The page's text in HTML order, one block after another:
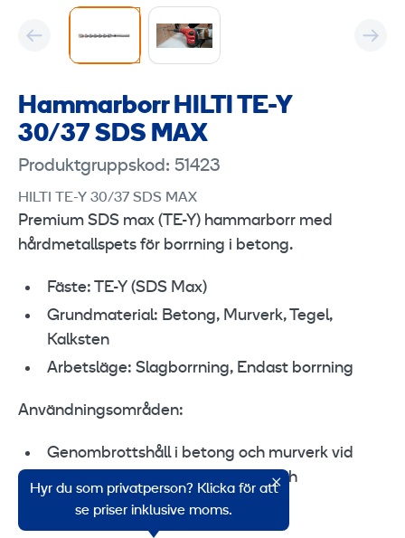
Hammarborr HILTI TE-Y
30/37 SDS MAX
Produktgruppskod: 51423
HILTI TE-Y 30/37 SDS MAX
Premium SDS max (TE-Y) hammarborr med
hårdmetallspets för borrning i betong.
Fäste: TE-Y (SDS Max)
Grundmaterial: Betong, Murverk, Tegel,
Kalksten
Arbetsläge: Slagborrning, Endast borrning
Användningsområden:
Genombrottshåll i betong och murverk vid
installation av VVS och värme- och
ventilationsystem
Hyr du som privatperson? Klicka för att
se priser inklusive moms.